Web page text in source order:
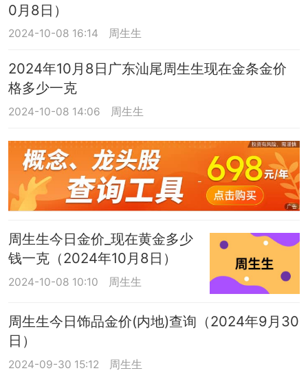
0月8日）
2024-10-08 16:14 周生生
2024年10月8日广东汕尾周生生现在金条金价
格多少一克
2024-10-08 14:06 周生生
周生生今日金价_现在黄金多少
钱一克（2024年10月8日）
2024-10-08 10:10 周生生
周生生今日饰品金价(内地)查询（2024年9月30
日）
2024-09-30 15:12 周生生